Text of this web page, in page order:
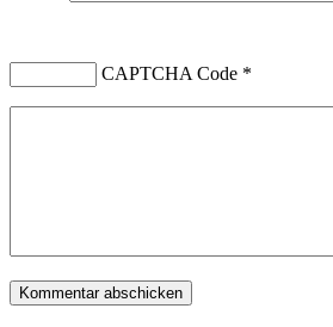
CAPTCHA Code *